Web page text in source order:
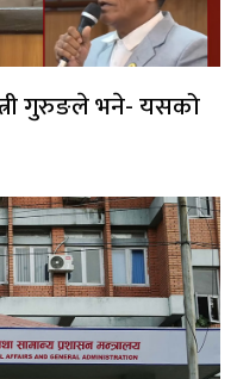
गुरुङले भने- यसको